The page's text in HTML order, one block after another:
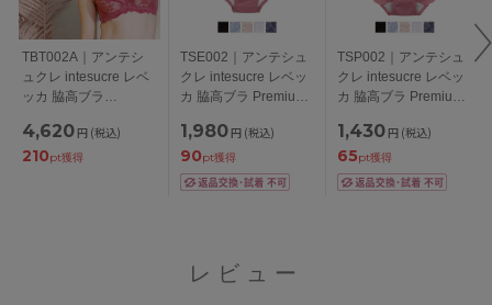
TBT002A｜アンテシ
ュクレ intesucre レベ
ッカ 脇高ブラ
単品 ふっくらデコル
テメイク
4,620 円 (税込)
210pt獲得
TSE002｜アンテシュ
クレ intesucre レベッ
カ 脇高ブラ Premium
リーショーツ
S/M/L/LL
1,980 円 (税込)
90pt獲得
TSP002｜アンテシュ
クレ intesucre レベッ
カ 脇高ブラ Premium
S/M/L/LL/3L
1,430 円 (税込)
65pt獲得
レビュー